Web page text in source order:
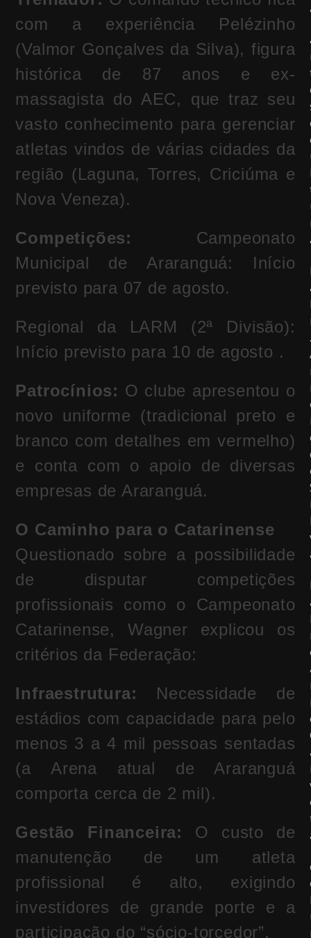
com a experiência Pelézinho
(Valmor Gonçalves da Silva), figura
histórica de 87 anos e ex-
massagista do AEC, que traz seu
vasto conhecimento para gerenciar
atletas vindos de várias cidades da
região (Laguna, Torres, Criciúma e
Nova Veneza).
Competições:
Campeonato
Municipal de Araranguá: Início
previsto para 07 de agosto.
Regional da LARM (2ª Divisão):
Início previsto para 10 de agosto .
Patrocínios: O clube apresentou o
novo uniforme (tradicional preto e
branco com detalhes em vermelho)
e conta com o apoio de diversas
empresas de Araranguá.
O Caminho para o Catarinense
Questionado sobre a possibilidade
de disputar competições
profissionais como o Campeonato
Catarinense, Wagner explicou os
critérios da Federação:
Infraestrutura: Necessidade de
estádios com capacidade para pelo
menos 3 a 4 mil pessoas sentadas
(a Arena atual de Araranguá
comporta cerca de 2 mil).
Gestão Financeira:
O custo de
manutenção de um atleta
profissional é alto, exigindo
investidores de grande porte e a
participação do “sócio-torcedor”.